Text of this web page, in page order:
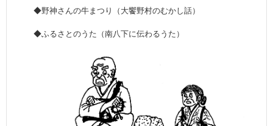
◆野神さんの牛まつり（大饗野村のむかし話）
◆ふるさとのうた（南八下に伝わるうた）